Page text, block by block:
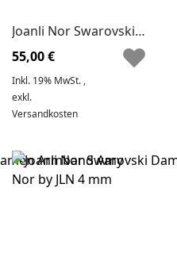
Joanli Nor Swarovski Damen Armband Amy Nor by JLN 4 mm rosévergoldet
55,00 €
Inkl. 19% MwSt. ,
exkl.
Versandkosten